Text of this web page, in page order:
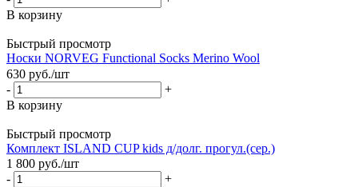
В корзину
Быстрый просмотр
Носки NORVEG Functional Socks Merino Wool
630 руб./шт
-
+
В корзину
Быстрый просмотр
Комплект ISLAND CUP kids д/долг. прогул.(сер.)
1 800 руб./шт
-
+